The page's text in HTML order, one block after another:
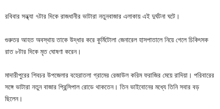
রবিবার সন্ধ্যা ৭টার দিকে রাজধানীর ভাটারা নতুনবাজার এলাকায় এই দুর্ঘটনা ঘটে।
গুরুতর আহত অবস্থায় তাকে উদ্ধার করে কুর্মিটোলা জেনারেল হাসপাতালে নিয়ে গেলে চিকিৎসক
রাত ৮টার দিকে মৃত ঘোষণা করেন।
মাদারীপুরের শিবচর উপজেলার বহেরাতলা গ্রামের রেজাউল করিম ফরাজির মেয়ে রাদিয়া। পরিবারের
সঙ্গে ভাটারা নতুন বাজার প্রিন্সিপাল রোডে থাকতেন। তিন ভাইবোনের মধ্যে তিনি সবার বড়
ছিলেন।